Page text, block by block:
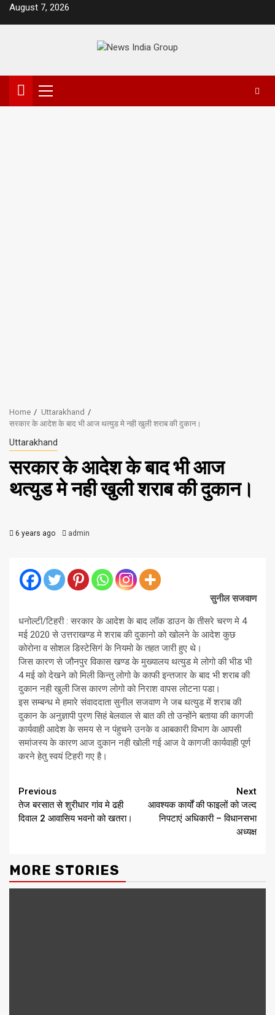
SkipAugust 7, 2026
Primary
Menu
Home
Uttarakhand
सरकार के आदेश के बाद भी आज थत्युड मे नही खुली शराब की दुकान।
Uttarakhand
सरकार के आदेश के बाद भी आज
थत्युड मे नही खुली शराब की दुकान।
6 years ago admin
सुनील सजवाण
धनोल्टी/टिहरी : सरकार के आदेश के बाद लॉक डाउन के तीसरे चरण मे 4
मई 2020 से उत्तराखण्ड मे शराब की दुकानो को खोलने के आदेश कुछ
कोरोना व सोशल डिस्टेसिगं के नियमो के तहत जारी हुए थे।
जिस कारण से जौनपुर विकास खण्ड के मुख्यालय थत्युड मे लोगो की भीड भी
4 मई को देखने को मिली किन्तु लोगो के काफी इन्तजार के बाद भी शराब की
दुकान नही खुली जिस कारण लोगो को निराश वापस लोटना पडा।
इस सम्बन्ध मे हमारे संवाददाता सुनील सजवाण ने जब थत्युड में शराब की
दुकान के अनुज्ञापी पुरण सिहं बेलवाल से बात की तो उन्होंने बताया की कागजी
कार्यवाही आदेश के समय से न पंहुचने उनके व आबकारी विभाग के आपसी
समांजस्य के कारण आज दुकान नही खोली गई आज वे कागजी कार्यवाही पूर्ण
करने हेतु स्वयं टिहरी गए है।
Continue
Reading
Previous
तेज बरसात से शुरीधार गांव मे ढही
दिवाल 2 आवासिय भवनो को खतरा।
Next
आवश्यक कार्यों की फाइलों को जल्द
निपटाएं अधिकारी – विधानसभा
अध्यक्ष
MORE STORIES